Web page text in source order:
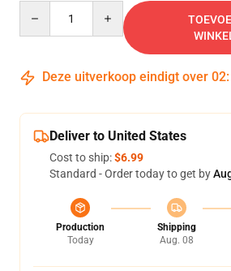
Deze uitverkoop eindigt over 02:
Deliver to United States
Cost to ship:$6.99
Standard - Order today to get by
Production
Today
Shipping
Aug. 08